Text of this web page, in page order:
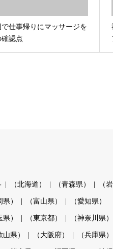
仕事帰りにマッサージを
認点
（北海道） （青森県） （
県） （富山県） （愛知県）
県） （東京都） （神奈川県）
山県） （大阪府） （兵庫県）